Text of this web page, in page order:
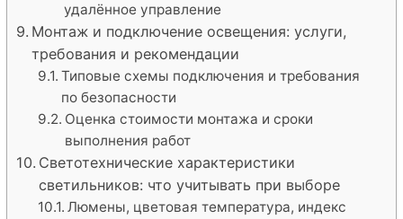
удалённое управление
Монтаж и подключение освещения: услуги,
требования и рекомендации
Типовые схемы подключения и требования
по безопасности
Оценка стоимости монтажа и сроки
выполнения работ
Светотехнические характеристики
светильников: что учитывать при выборе
Люмены, цветовая температура, индекс